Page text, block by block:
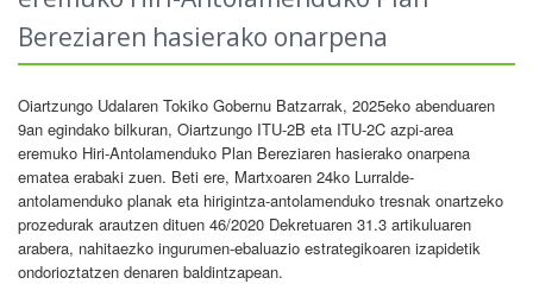
Bereziaren hasierako onarpena
Oiartzungo Udalaren Tokiko Gobernu Batzarrak, 2025eko abenduaren
9an egindako bilkuran, Oiartzungo ITU-2B eta ITU-2C azpi-area
eremuko Hiri-Antolamenduko Plan Bereziaren hasierako onarpena
ematea erabaki zuen. Beti ere, Martxoaren 24ko Lurralde-
antolamenduko planak eta hirigintza-antolamenduko tresnak onartzeko
prozedurak arautzen dituen 46/2020 Dekretuaren 31.3 artikuluaren
arabera, nahitaezko ingurumen-ebaluazio estrategikoaren izapidetik
ondorioztatzen denaren baldintzapean.